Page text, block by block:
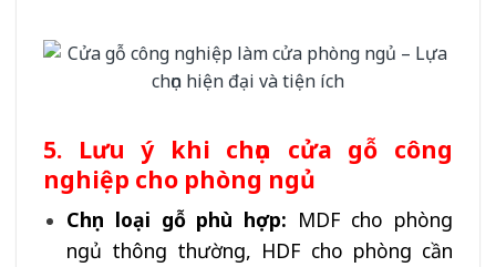
5. Lưu ý khi chọn cửa gỗ công
nghiệp cho phòng ngủ
Chọn loại gỗ phù hợp: MDF cho phòng
ngủ thông thường, HDF cho phòng cần